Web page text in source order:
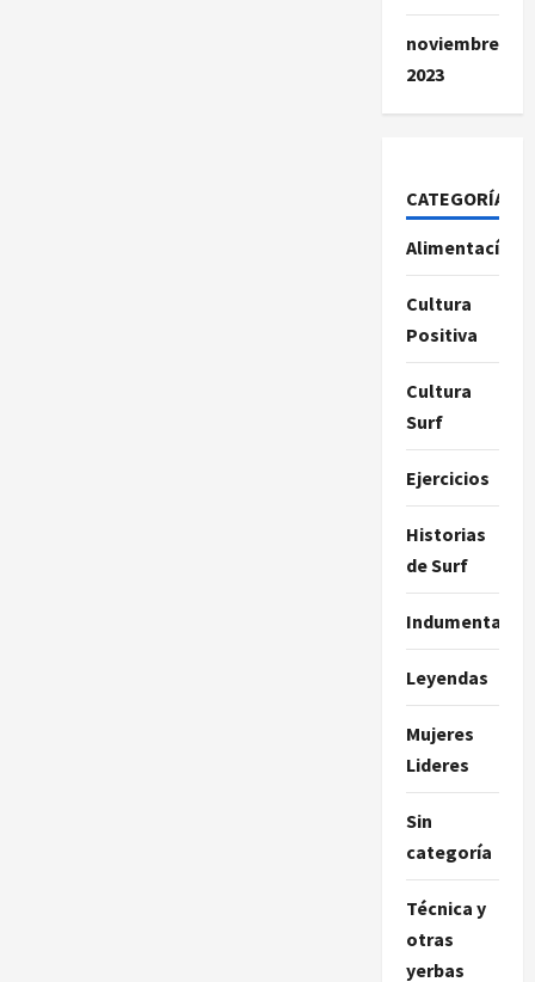
noviembre
2023
CATEGORÍAS
Alimentacíon
Cultura
Positiva
Cultura
Surf
Ejercicios
Historias
de Surf
Indumentaria
Leyendas
Mujeres
Lideres
Sin
categoría
Técnica y
otras
yerbas